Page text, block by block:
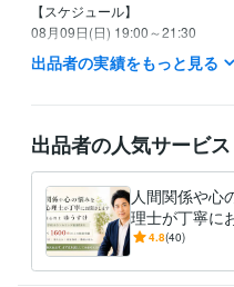
【スケジュール】
08月09日(日) 19:00～21:30
以降は未定です。
※ 時間は変更する可能性がありま
経験職種
ライフスタイル・その他 / カウ
職歴
精神科クリニック
スクールカウンセラー 2009年
出品者の実績をもっと見る
出品者の人気サービス
人間関係や心
理士が丁寧に
カウンセリン
4.8(40)